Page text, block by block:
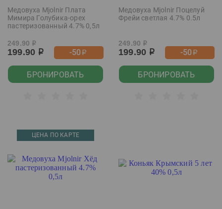
Медовуха Mjolnir Плата
Мимира Голубика-орех
пастеризованный 4.7% 0,5л
249.90 р
199.90 р -50р
БРОНИРОВАТЬ
Медовуха Mjolnir Поцелуй
Фрейи светлая 4.7% 0.5л
249.90 р
199.90 р -50р
БРОНИРОВАТЬ
ЦЕНА ПО КАРТЕ